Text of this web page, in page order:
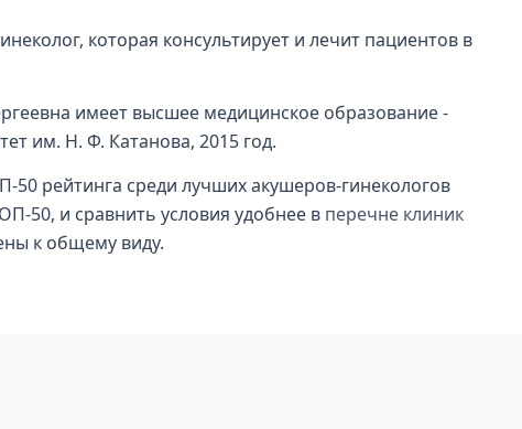
которая консультирует и лечит пациентов в
имеет высшее медицинское образование -
им. Н. Ф. Катанова, 2015 год.
50 рейтинга среди лучших акушеров-гинекологов
50, и сравнить условия удобнее в перечне клиник
к общему виду.